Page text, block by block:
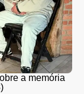
a memória